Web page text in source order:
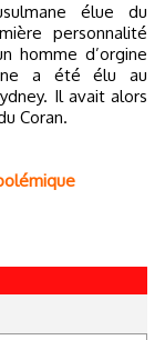
élue du
personnalité
homme d’orgine
a été élu au
Il avait alors
Coran.